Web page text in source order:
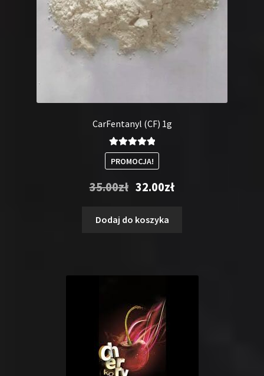
CarFentanyl (CF) 1g
Oceniono
5.00na 5
PROMOCJA!
35.00zł Pierwotna
wynosiła:
35.00zł.
32.00złAktualna
Dodaj do koszyka